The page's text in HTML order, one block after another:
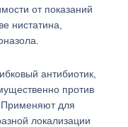
от показаний
нистатина,
антибиотик,
против
Применяют для
локализации